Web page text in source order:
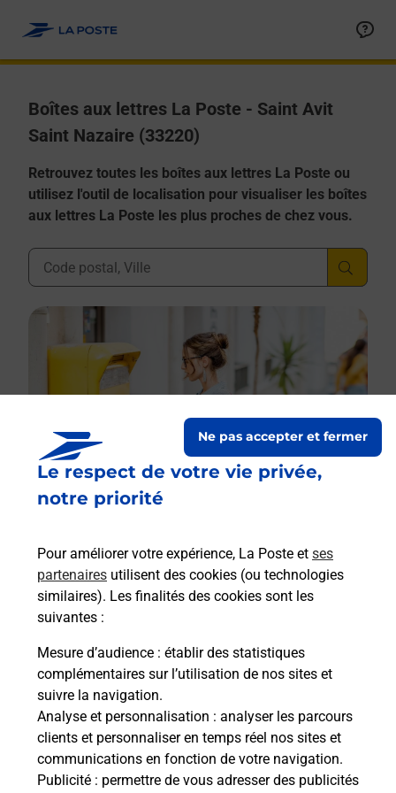
Le respect de votre vie privée,
notre priorité
Pour améliorer votre expérience, La Poste et ses
partenaires utilisent des cookies (ou technologies
similaires). Les finalités des cookies sont les
suivantes :
Mesure d’audience : établir des statistiques
complémentaires sur l’utilisation de nos sites et
suivre la navigation.
Analyse et personnalisation : analyser les parcours
clients et personnaliser en temps réel nos sites et
communications en fonction de votre navigation.
Publicité : permettre de vous adresser des publicités
Ne pas accepter et fermer
Boîtes aux lettres La Poste - Saint Avit
Saint Nazaire (33220)
Retrouvez toutes les boîtes aux lettres La Poste ou
utilisez l'outil de localisation pour visualiser les boîtes
aux lettres La Poste les plus proches de chez vous.
Ville, Département, Code Postal
Boîte aux lettres La Poste
Prochaine collecte du courriervendredi
08h30
12 Rue Des Ecoles
33220
Saint Avit Saint Nazaire
Itinéraire
Le lien s'ouvre dans un nouvel onglet